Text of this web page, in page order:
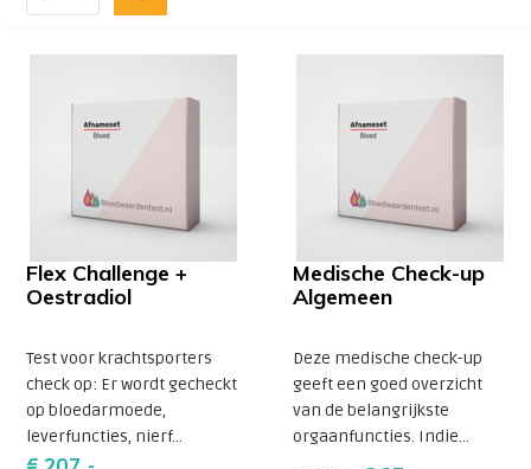
Flex Challenge +
Oestradiol
Test voor krachtsporters
check op: Er wordt gecheckt
op bloedarmoede,
leverfuncties, nierf...
Medische Check-up
Algemeen
Deze medische check-up
geeft een goed overzicht
van de belangrijkste
orgaanfuncties. Indie...